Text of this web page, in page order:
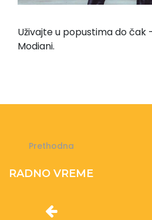
Uživajte u popustima do čak
Modiani.
Prethodna
RADNO VREME